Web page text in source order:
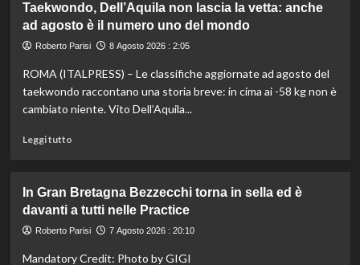
Impresa
di
Kelly
a
16
anni
Mondiali
U20
Taekwondo, Dell’Aquila non lascia la vetta: anche
ad agosto è il numero uno del mondo
Roberto Parisi 8 Agosto 2026 : 2:05
ROMA (ITALPRESS) – Le classifiche aggiornate ad agosto del
taekwondo raccontano una storia breve: in cima ai -58 kg non è
cambiato niente. Vito Dell’Aquila...
Leggi tuttoLeggi
Taekwondo,
Dell’Aquila
non
la
In Gran Bretagna Bezzecchi torna in sella ed è
davanti a tutti nelle Practice
Roberto Parisi 7 Agosto 2026 : 20:10
Mandatory Credit: Photo by GIGI